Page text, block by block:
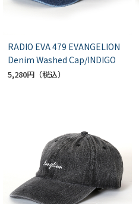
RADIO EVA 479 EVANGELION
Denim Washed Cap/INDIGO
5,280円